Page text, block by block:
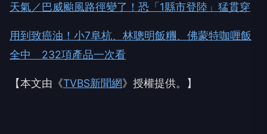
天氣／巴威颱風路徑變了！恐「1縣市登陸」猛貫穿
用到致癌油！小7阜杭、林聰明飯糰、佛蒙特咖喱飯
全中 232項產品一次看
【本文由《TVBS新聞網》授權提供。】